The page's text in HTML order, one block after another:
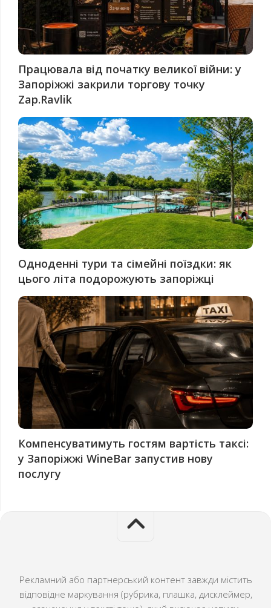
Працювала від початку великої війни: у
Запоріжжі закрили торгову точку
Zap.Ravlik
Одноденні тури та сімейні поїздки: як
цього літа подорожують запоріжці
Компенсуватимуть гостям вартість таксі:
у Запоріжжі WineBar запустив нову
послугу
Рекламний або партнерський контент завжди містить
відповідне маркування (рубрика, плашка, дисклеймер,